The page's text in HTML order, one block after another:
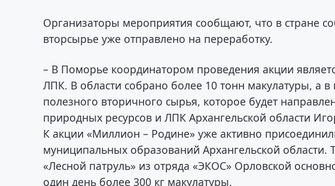
Организаторы мероприятия сообщают, что в стране
вторсырье уже отправлено на переработку.
– В Поморье координатором проведения акции
ЛПК. В области собрано более 10 тонн макулатуры, а
полезного вторичного сырья, которое будет
природных ресурсов и ЛПК Архангельской области
К акции «Миллион – Родине» уже активно
муниципальных образований Архангельской
«Лесной патруль» из отряда «ЭКОС» Орловской
один день более 300 кг макулатуры.